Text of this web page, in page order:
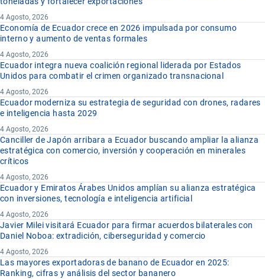
4 Agosto, 2026
Economía de Ecuador crece en 2026 impulsada por consumo
interno y aumento de ventas formales
4 Agosto, 2026
Ecuador integra nueva coalición regional liderada por Estados
Unidos para combatir el crimen organizado transnacional
4 Agosto, 2026
Ecuador moderniza su estrategia de seguridad con drones, radares
e inteligencia hasta 2029
4 Agosto, 2026
Canciller de Japón arribara a Ecuador buscando ampliar la alianza
estratégica con comercio, inversión y cooperación en minerales
críticos
4 Agosto, 2026
Ecuador y Emiratos Árabes Unidos amplían su alianza estratégica
con inversiones, tecnología e inteligencia artificial
4 Agosto, 2026
Javier Milei visitará Ecuador para firmar acuerdos bilaterales con
Daniel Noboa: extradición, ciberseguridad y comercio
4 Agosto, 2026
Las mayores exportadoras de banano de Ecuador en 2025:
Ranking, cifras y análisis del sector bananero